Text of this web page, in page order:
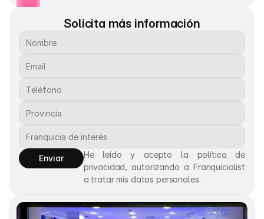
Solicita más información
Enviar
He leído y acepto la política de
privacidad, autorizando a Franquicialist
a tratar mis datos personales.